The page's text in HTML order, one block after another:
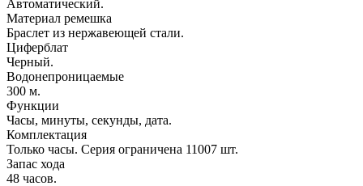
Автоматический.
Материал ремешка
Браслет из нержавеющей стали.
Циферблат
Черный.
Водонепроницаемые
300 м.
Функции
Часы, минуты, секунды, дата.
Комплектация
Только часы. Серия ограничена 11007 шт.
Запас хода
48 часов.